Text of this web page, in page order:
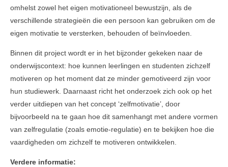
omhelst zowel het eigen motivationeel bewustzijn, als de
verschillende strategieën die een persoon kan gebruiken om de
eigen motivatie te versterken, behouden of beïnvloeden.
Binnen dit project wordt er in het bijzonder gekeken naar de
onderwijscontext: hoe kunnen leerlingen en studenten zichzelf
motiveren op het moment dat ze minder gemotiveerd zijn voor
hun studiewerk. Daarnaast richt het onderzoek zich ook op het
verder uitdiepen van het concept ‘zelfmotivatie’, door
bijvoorbeeld na te gaan hoe dit samenhangt met andere vormen
van zelfregulatie (zoals emotie-regulatie) en te bekijken hoe die
vaardigheden om zichzelf te motiveren ontwikkelen.
Verdere informatie: